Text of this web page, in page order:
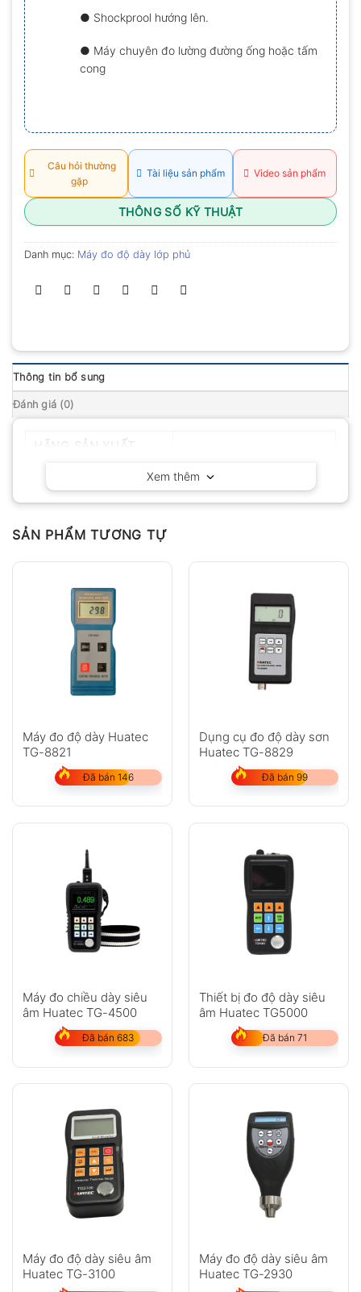
● Shockprool hướng lên.
● Máy chuyên đo lường đường ống hoặc tấm
cong
Câu hỏi thường
gặp
Tài liệu sản phẩm Video sản phẩm
THÔNG SỐ KỸ THUẬT
Danh mục: Máy đo độ dày lớp phủ
Thông tin bổ sung
Đánh giá (0)
Xem thêm
SẢN PHẨM TƯƠNG TỰ
Máy đo độ dày Huatec
TG-8821
Đã bán 146
Dụng cụ đo độ dày sơn
Huatec TG-8829
Đã bán 99
Máy đo chiều dày siêu
âm Huatec TG-4500
Đã bán 683
Thiết bị đo độ dày siêu
âm Huatec TG5000
Đã bán 71
Máy đo độ dày siêu âm
Huatec TG-3100
Máy đo độ dày siêu âm
Huatec TG-2930